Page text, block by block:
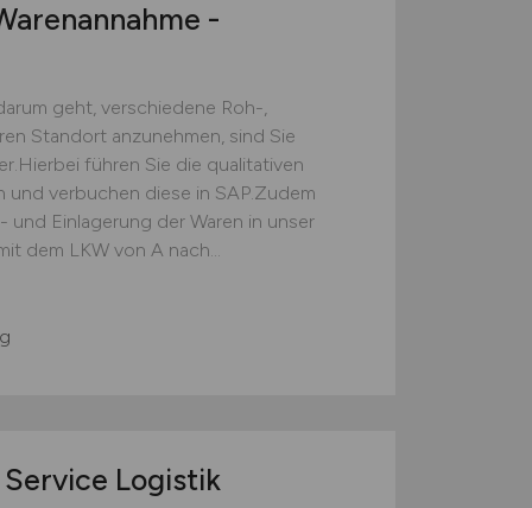
-
geht, verschiedene Roh-,
Standort anzunehmen, sind Sie
führen Sie die qualitativen
verbuchen diese in SAP.Zudem
Einlagerung der Waren in unser
dem LKW von A nach...
Logistik